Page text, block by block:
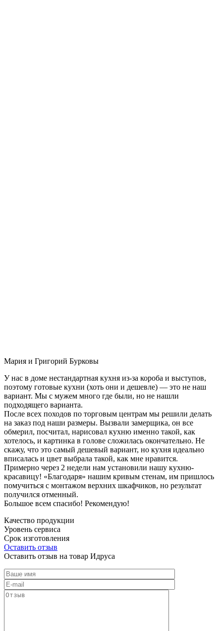
Мария и Григорий Бурковы
У нас в доме нестандартная кухня из-за короба и выступов,
поэтому готовые кухни (хоть они и дешевле) — это не наш
вариант. Мы с мужем много где были, но не нашли
подходящего варианта.
После всех походов по торговым центрам мы решили делать
на заказ под наши размеры. Вызвали замерщика, он все
обмерил, посчитал, нарисовал кухню именно такой, как
хотелось, и картинка в голове сложилась окончательно. Не
скажу, что это самый дешевый вариант, но кухня идеально
вписалась и цвет выбрала такой, как мне нравится.
Примерно через 2 недели нам установили нашу кухню-
красавицу! «Благодаря» нашим кривым стенам, им пришлось
помучиться с монтажом верхних шкафчиков, но результат
получился отменный.
Большое всем спасибо! Рекомендую!
Качество продукции
Уровень сервиса
Срок изготовления
Оставить отзыв
Оставить отзыв на товар Идруса